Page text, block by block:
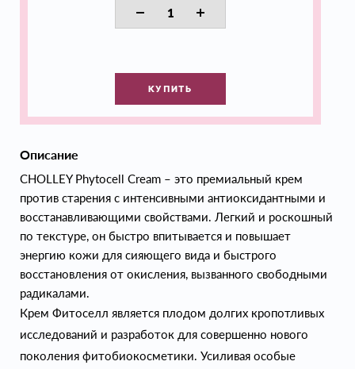
КУПИТЬ
Описание
CHOLLEY Phytocell Cream – это премиальный крем
против старения с интенсивными антиоксидантными и
восстанавливающими свойствами. Легкий и роскошный
по текстуре, он быстро впитывается и повышает
энергию кожи для сияющего вида и быстрого
восстановления от окисления, вызванного свободными
радикалами.
Крем Фитоселл является плодом долгих кропотливых
исследований и разработок для совершенно нового
поколения фитобиокосметики. Усиливая особые